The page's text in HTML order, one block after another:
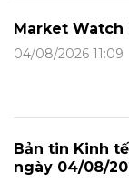
Market Watch
04/08/2026 11:09
Bản tin Kinh
ngày 04/08/